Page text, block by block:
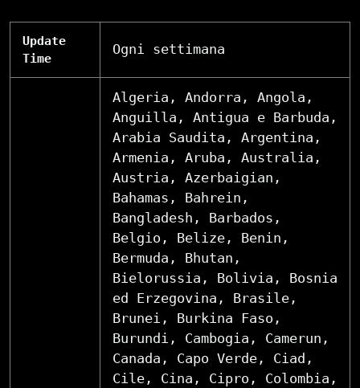
Update
Time
Ogni settimana
Algeria, Andorra, Angola,
Anguilla, Antigua e Barbuda,
Arabia Saudita, Argentina,
Armenia, Aruba, Australia,
Austria, Azerbaigian,
Bahamas, Bahrein,
Bangladesh, Barbados,
Belgio, Belize, Benin,
Bermuda, Bhutan,
Bielorussia, Bolivia, Bosnia
ed Erzegovina, Brasile,
Brunei, Burkina Faso,
Burundi, Cambogia, Camerun,
Canada, Capo Verde, Ciad,
Cile, Cina, Cipro, Colombia,